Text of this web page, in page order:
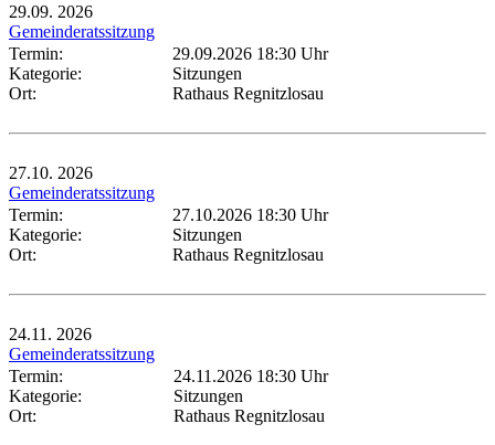
29.09. 2026
Gemeinderatssitzung
Termin:
29.09.2026 18:30 Uhr
Kategorie:
Sitzungen
Ort:
Rathaus Regnitzlosau
27.10. 2026
Gemeinderatssitzung
Termin:
27.10.2026 18:30 Uhr
Kategorie:
Sitzungen
Ort:
Rathaus Regnitzlosau
24.11. 2026
Gemeinderatssitzung
Termin:
24.11.2026 18:30 Uhr
Kategorie:
Sitzungen
Ort:
Rathaus Regnitzlosau